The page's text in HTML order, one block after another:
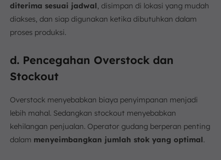
diterima sesuai jadwal , disimpan di lokasi yang mudah
diakses, dan siap digunakan ketika dibutuhkan dalam
proses produksi.
d. Pencegahan Overstock dan
Stockout
Overstock menyebabkan biaya penyimpanan menjadi
lebih mahal. Sedangkan stockout menyebabkan
kehilangan penjualan. Operator gudang berperan penting
dalam menyeimbangkan jumlah stok yang optimal.